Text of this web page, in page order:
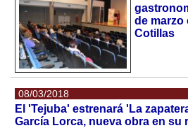
de marzo
Cotillas
08/03/2018
El 'Tejuba' estrenará 'La
García Lorca, nueva obra en su